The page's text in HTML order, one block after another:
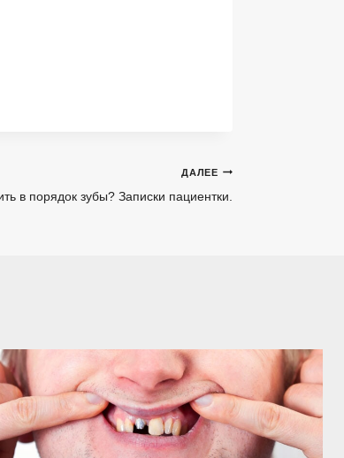
ДАЛЕЕ
в порядок зубы? Записки пациентки.